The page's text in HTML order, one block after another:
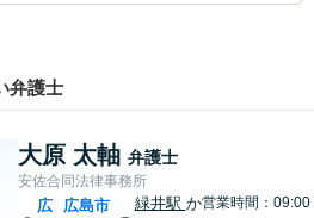
弁護士
大原 太軸 弁護士
安佐合同法律事務所
広
広島市
緑井駅 か営業時間：09:00